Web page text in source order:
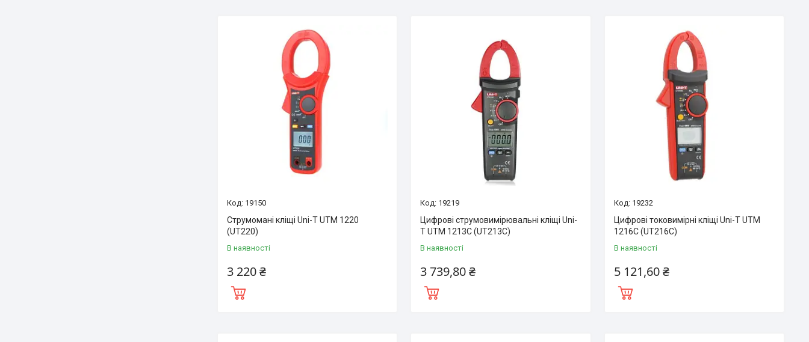
19150
Струмомані кліщі Uni-T UTM 1220
(UT220)
В наявності
3 220 ₴
19219
Цифрові струмовимірювальні кліщі Uni-
T UTM 1213С (UT213C)
В наявності
3 739,80 ₴
19232
Цифрові токовимірні кліщі Uni-T UTM
1216С (UT216C)
В наявності
5 121,60 ₴